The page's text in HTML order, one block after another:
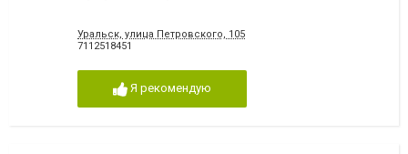
Уральск, улица Петровского, 105
7112518451
Я рекомендую